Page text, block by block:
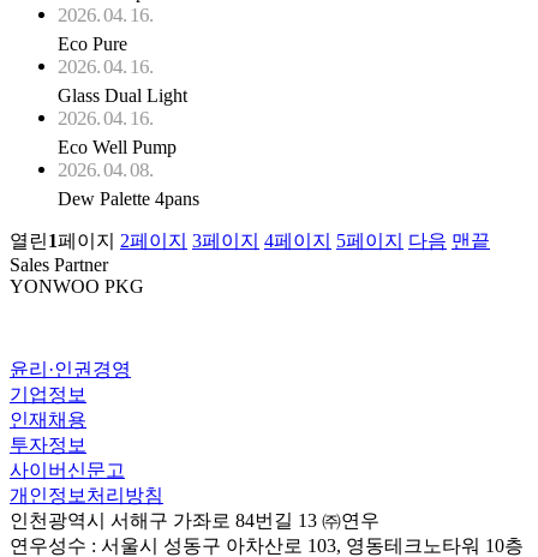
2026. 04. 16.
Eco Pure
2026. 04. 16.
Glass Dual Light
2026. 04. 16.
Eco Well Pump
2026. 04. 08.
Dew Palette 4pans
열린1페이지 2페이지 3페이지 4페이지 5페이지 다음 맨끝
Sales Partner
YONWOO PKG
윤리·인권경영
기업정보
인재채용
투자정보
사이버신문고
개인정보처리방침
인천광역시 서해구 가좌로 84번길 13 ㈜연우
연우성수 : 서울시 성동구 아차산로 103, 영동테크노타워 10층